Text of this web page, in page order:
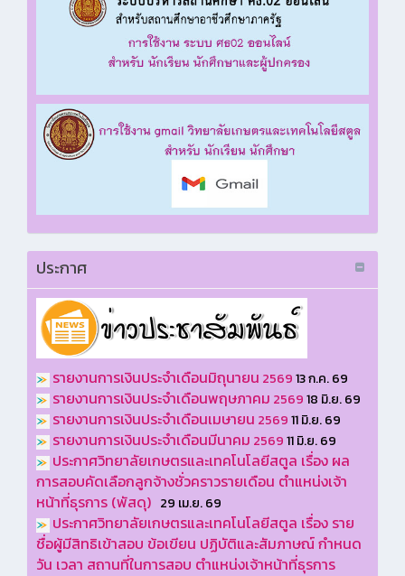
ประกาศ
รายงานการเงินประจำเดือนมิถุนายน 256913 ก.ค. 69
รายงานการเงินประจำเดือนพฤษภาคม 256918 มิ.ย. 69
รายงานการเงินประจำเดือนเมษายน 256911 มิ.ย. 69
รายงานการเงินประจำเดือนมีนาคม 256911 มิ.ย. 69
ประกาศวิทยาลัยเกษตรและเทคโนโลยีสตูล เรื่อง ผล
การสอบคัดเลือกลูกจ้างชั่วคราวรายเดือน ตำแหน่งเจ้า
หน้าที่ธุรการ (พัสดุ) 29 เม.ย. 69
ประกาศวิทยาลัยเกษตรและเทคโนโลยีสตูล เรื่อง ราย
ชื่อผู้มีสิทธิเข้าสอบ ข้อเขียน ปฏิบัติและสัมภาษณ์ กำหนด
วัน เวลา สถานที่ในการสอบ ตำแหน่งเจ้าหน้าที่ธุรการ